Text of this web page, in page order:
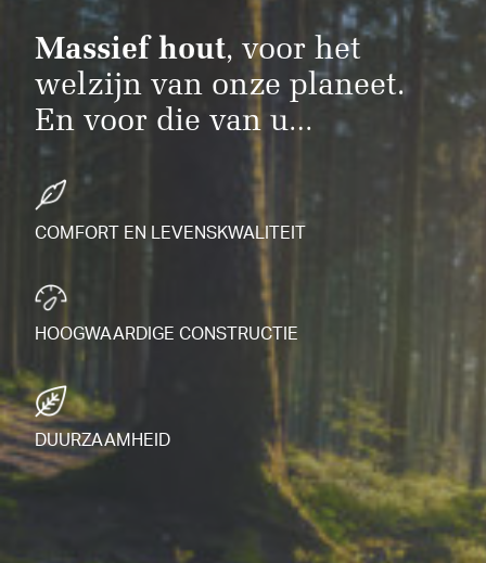
Massief hout, voor het
welzijn van onze planeet.
En voor die van u…
COMFORT EN LEVENSKWALITEIT
HOOGWAARDIGE CONSTRUCTIE
DUURZAAMHEID